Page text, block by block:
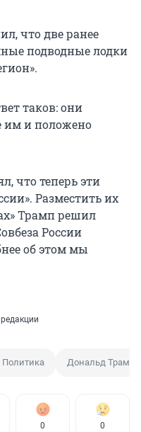
что две ранее
подводные лодки
таков: они
им и положено
что теперь эти
Разместить их
Трамп решил
России
об этом мы
Политика Дональд Трамп
0 0